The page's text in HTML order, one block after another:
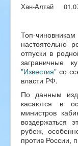
Хан-Алтай
Топ-
настоятельно
отпуски в
заграничные
"Известия" со
власти РФ.
По данным
касаются в
министров
воздержаться
рубеж,
против России,